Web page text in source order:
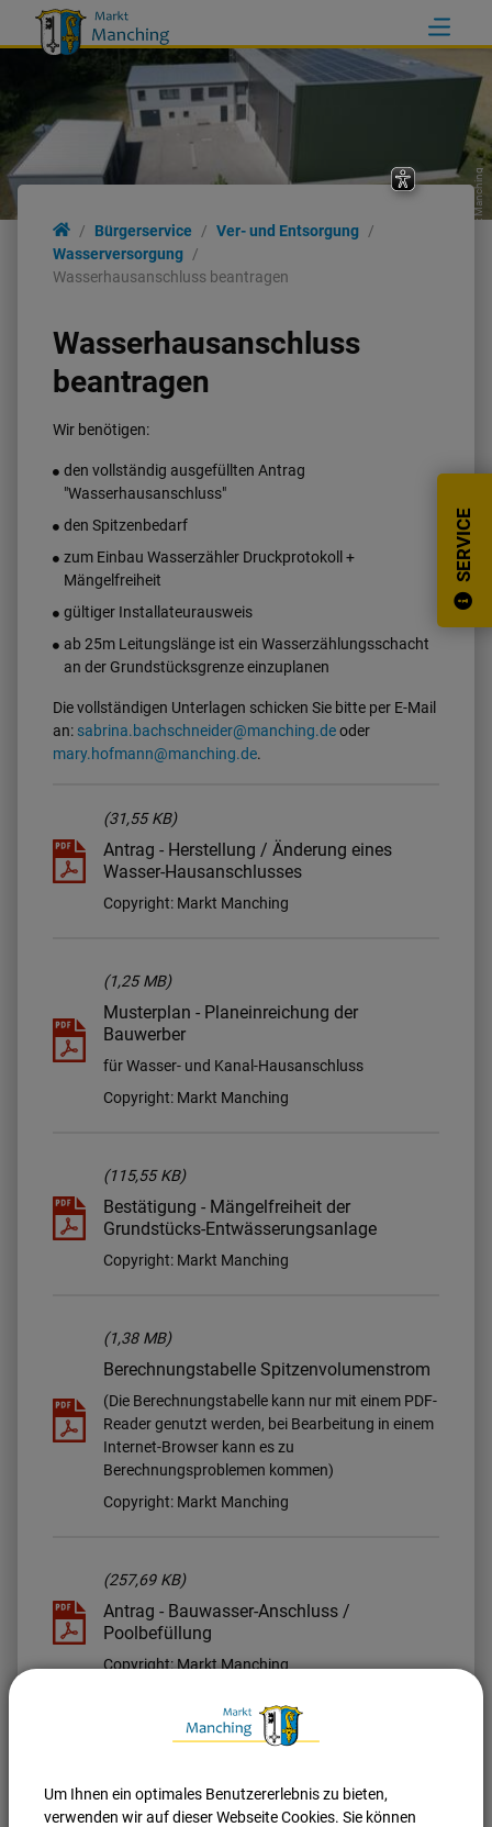
Ver- und Entsorgung
Abfallbeseitigung
Bauhof
Abwasserbeseitigung
Markt Manching
SERVICE
Bürgerservice
Ver- und Entsorgung
Wasserversorgung
Wasserhausanschluss beantragen
Wasserhausanschluss
beantragen
Wir benötigen:
den vollständig ausgefüllten Antrag
"Wasserhausanschluss"
den Spitzenbedarf
zum Einbau Wasserzähler Druckprotokoll +
Mängelfreiheit
gültiger Installateurausweis
ab 25m Leitungslänge ist ein Wasserzählungsschacht
an der Grundstücksgrenze einzuplanen
Die vollständigen Unterlagen schicken Sie bitte per E-Mail
an: sabrina.bachschneider@manching.deoder
mary.hofmann@manching.de.
(31,55 KB)
Antrag - Herstellung / Änderung eines
Wasser-Hausanschlusses
Copyright: Markt Manching
(1,25 MB)
Musterplan - Planeinreichung der
Bauwerber
für Wasser- und Kanal-Hausanschluss
Copyright: Markt Manching
(115,55 KB)
Bestätigung - Mängelfreiheit der
Grundstücks-Entwässerungsanlage
Copyright: Markt Manching
(1,38 MB)
Berechnungstabelle Spitzenvolumenstrom
(Die Berechnungstabelle kann nur mit einem PDF-
Reader genutzt werden, bei Bearbeitung in einem
Internet-Browser kann es zu
Berechnungsproblemen kommen)
Copyright: Markt Manching
(257,69 KB)
Antrag - Bauwasser-Anschluss /
Poolbefüllung
Copyright: Markt Manching
(527,08 KB)
Um Ihnen ein optimales Benutzererlebnis zu bieten,
verwenden wir auf dieser Webseite Cookies. Sie können